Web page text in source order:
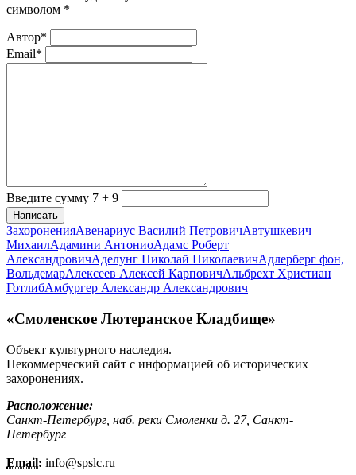
символом *
Автор*
Email*
Введите сумму 7 + 9
Написать
ЗахороненияАвенариус Василий ПетровичАвтушкевич
МихаилАдамини АнтониоАдамс Роберт
АлександровичАделунг Николай НиколаевичАдлерберг фон,
ВольдемарАлексеев Алексей КарповичАльбрехт Христиан
ГотлибАмбургер Александр Александрович
«Смоленское Лютеранское Кладбище»
Объект культурного наследия.
Некоммерческий сайт с информацией об исторических
захоронениях.
Расположение:
Санкт-Петербург, наб. реки Смоленки д. 27, Санкт-
Петербург
Email: info@spslc.ru